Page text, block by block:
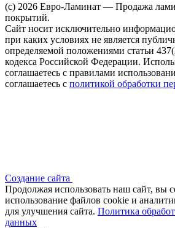
(c) 2026 Евро-Ламинат — Продажа
покрытий.
Сайт носит исключительно
при каких условиях не является
определяемой положениями статьи
кодекса Российской Федерации.
соглашаетесь с правилами
соглашаетесь с политикой обработки
Создание сайта
Продолжая использовать наш сайт, вы
использование файлов сооkіе и
для улучшения сайта. Политика
данных